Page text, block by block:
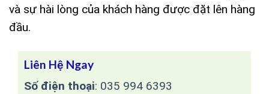
và sự hài lòng của khách hàng được đặt lên hàng
đầu.
Liên Hệ Ngay
Số điện thoại: 035 994 6393